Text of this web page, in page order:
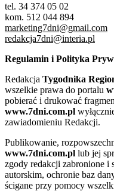
tel. 34 374 05 02
kom. 512 044 894
marketing7dni@gmail.com
redakcja7dni@interia.pl
Regulamin i Polityka
Redakcja Tygodnika
wszelkie prawa do portalu
pobierać i drukować
www.7dni.com.pl
zawiadomieniu Redakcji.
Publikowanie,
www.7dni.com.pl lub jej
zgody redakcji zabronione i
autorskim, ochronie baz
ścigane przy pomocy